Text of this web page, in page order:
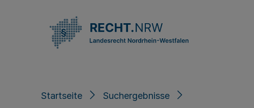
Startseite Suchergebnisse